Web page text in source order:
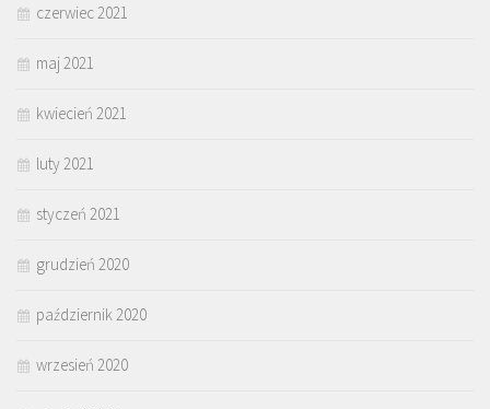
czerwiec 2021
maj 2021
kwiecień 2021
luty 2021
styczeń 2021
grudzień 2020
październik 2020
wrzesień 2020